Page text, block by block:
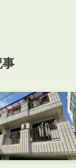
ダンス④を押
10:00~19:00
事